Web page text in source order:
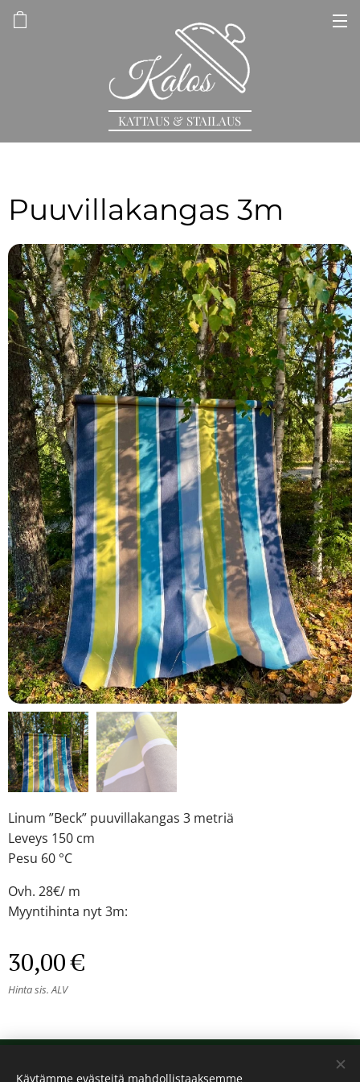
KATTAUS & STAILAUS
Puuvillakangas 3m
Linum ”Beck” puuvillakangas 3 metriä
Leveys 150 cm
Pesu 60 °C
Ovh. 28€/ m
Myyntihinta nyt 3m:
30,00€
Hinta sis. ALV
Käytämme evästeitä mahdollistaaksemme